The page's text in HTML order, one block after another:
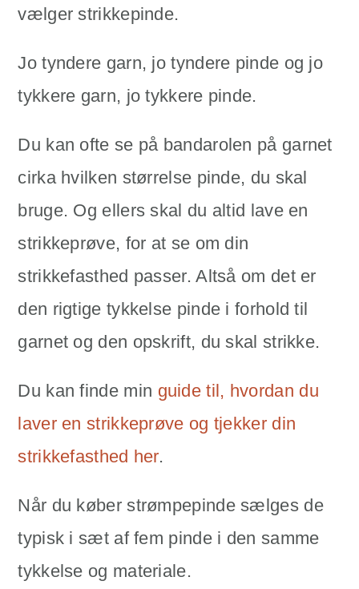
vælger strikkepinde.
Jo tyndere garn, jo tyndere pinde og jo
tykkere garn, jo tykkere pinde.
Du kan ofte se på bandarolen på garnet
cirka hvilken størrelse pinde, du skal
bruge. Og ellers skal du altid lave en
strikkeprøve, for at se om din
strikkefasthed passer. Altså om det er
den rigtige tykkelse pinde i forhold til
garnet og den opskrift, du skal strikke.
Du kan finde min guide til, hvordan du
laver en strikkeprøve og tjekker din
strikkefasthed her.
Når du køber strømpepinde sælges de
typisk i sæt af fem pinde i den samme
tykkelse og materiale.